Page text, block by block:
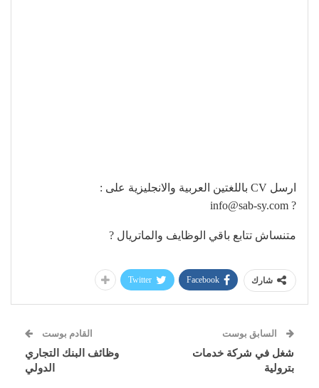
ارسل CV باللغتين العربية والانجليزية على :
?
info@sab-sy.com
متنساش تتابع باقي الوظايف والماتريال ?
شارك Facebook
Twitter
السابق بوست
شغل في شركة خدمات
بترولية
القادم بوست
وظائف البنك التجاري
الدولي